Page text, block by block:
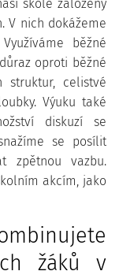
škole založený
V nich dokážeme
běžné
oproti běžné
struktur, celistvé
Výuku také
diskuzí se
se posílit
zpětnou vazbu.
akcím, jako
žáků v